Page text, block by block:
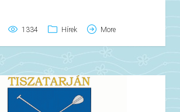
készült az ünnepeltek részére. A
Színház művészei színvonalas és
tapsra, jókedvre és táncra
elfogyasztásával zárult ez a
valósulhatott meg 2010. október 16-án.
nevében Burainé Hajdu Éva alenök
magát. Tiszatarján pavilonjának
a képviselő testület és a Nyugdíjas Klub
Főzőversennyel, süteménysütő
1334 Hírek More